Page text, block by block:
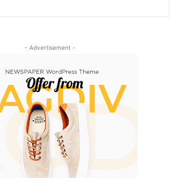
- Advertisement -